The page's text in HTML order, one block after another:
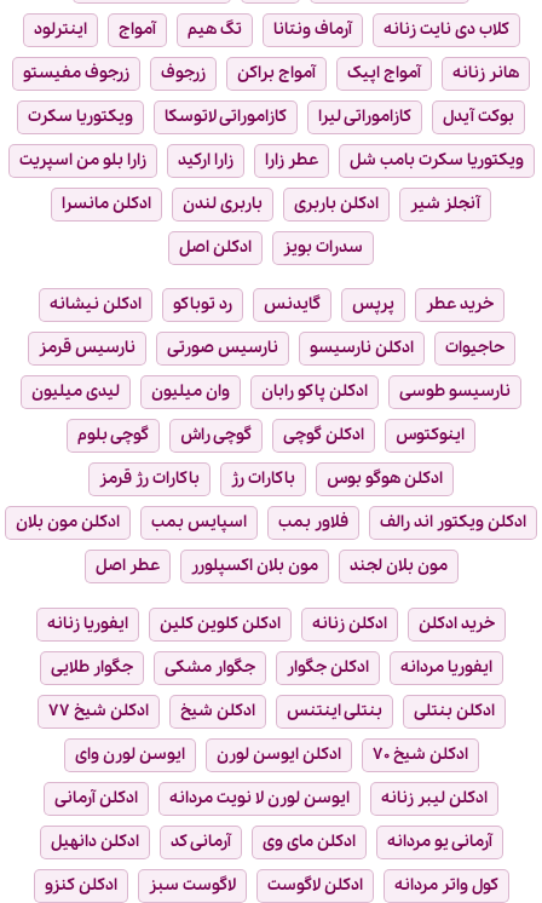
کلاب دی نایت زنانه
آرماف ونتانا تگ هیم آمواج
اینترلود
هانر زنانه
آمواج اپیک آمواج براکن زرجوف
زرجوف مفیستو
بوکت آیدل
کازاموراتی لیرا کازاموراتی لاتوسکا
ویکتوریا سکرت
ویکتوریا سکرت بامب شل
عطر زارا زارا ارکید
زارا بلو من اسپریت
آنجلز شیر
ادکلن باربری باربری لندن
ادکلن مانسرا
سدرات بویز
ادکلن اصل
خرید عطر پرپس گایدنس رد توباکو
ادکلن نیشانه
حاجیوات
ادکلن نارسیسو نارسیس صورتی
نارسیس قرمز
نارسیسو طوسی
ادکلن پاکو رابان وان میلیون
لیدی میلیون
اینوکتوس
ادکلن گوچی گوچی راش
گوچی بلوم
ادکلن هوگو بوس
باکارات رژ
باکارات رژ قرمز
ادکلن ویکتور اند رالف
فلاور بمب اسپایس بمب
ادکلن مون بلان
مون بلان لجند
مون بلان اکسپلورر عطر اصل
خرید ادکلن ادکلن زنانه ادکلن کلوین کلین
ایفوریا زنانه
ایفوریا مردانه
ادکلن جگوار جگوار مشکی
جگوار طلایی
ادکلن بنتلی
بنتلی اینتنس ادکلن شیخ
ادکلن شیخ ۷۷
ادکلن شیخ ۷۰
ادکلن ایوسن لورن
ایوسن لورن وای
ادکلن لیبر زنانه
ایوسن لورن لا نویت مردانه
ادکلن آرمانی
آرمانی یو مردانه
ادکلن مای وی آرمانی کد
ادکلن دانهیل
کول واتر مردانه
ادکلن لاگوست لاگوست سبز
ادکلن کنزو